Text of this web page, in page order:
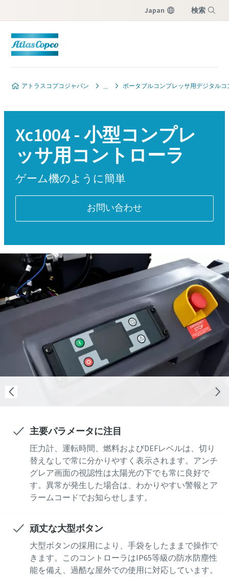
Japan 検索
アトラスコプコジャパン ポータブルコンプレッサ用デジタルコ
Xc1004 - 小型コンプレ
ッサ用コントローラ
ゲーム機のように簡単
お問い合わせ
主要パラメータに注目
圧力計、運転時間、燃料およびDEFレベルは、切り
替えなしで常に分かりやすく表示されます。アンチ
グレア画面の視認性は太陽光の下でも常に良好で
す。異常が発生した場合は、わかりやすい警報とア
ラームコードでお知らせします。
頑丈な大型ボタン
大型ボタンの採用により、手袋をしたままで操作で
きます。このコントローラはIP65等級の防水防塵性
能を備え、過酷な屋外での使用に対応しています。